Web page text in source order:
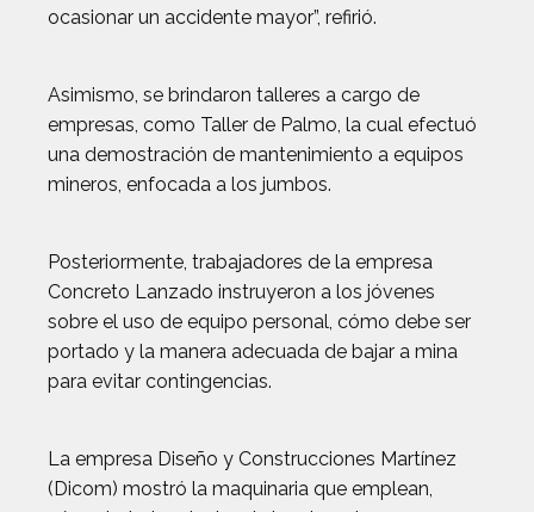
ocasionar un accidente mayor”, refirió.
Asimismo, se brindaron talleres a cargo de
empresas, como Taller de Palmo, la cual efectuó
una demostración de mantenimiento a equipos
mineros, enfocada a los jumbos.
Posteriormente, trabajadores de la empresa
Concreto Lanzado instruyeron a los jóvenes
sobre el uso de equipo personal, cómo debe ser
portado y la manera adecuada de bajar a mina
para evitar contingencias.
La empresa Diseño y Construcciones Martínez
(Dicom) mostró la maquinaria que emplean,